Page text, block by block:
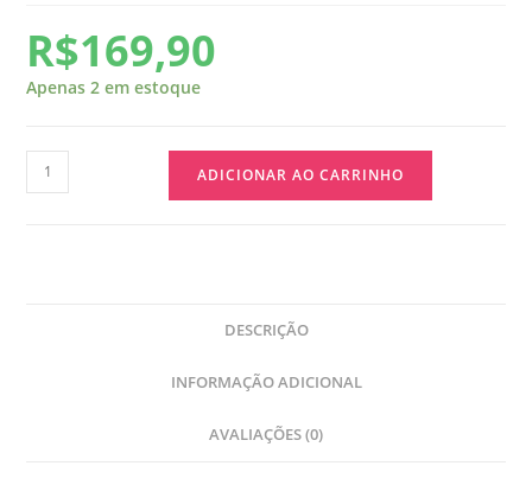
R$169,90
Apenas 2 em estoque
ADICIONAR AO CARRINHO
DESCRIÇÃO
INFORMAÇÃO ADICIONAL
AVALIAÇÕES (0)